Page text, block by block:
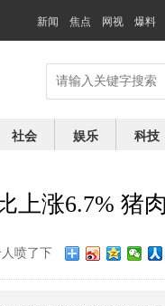
新闻 焦点 网视 爆料
社会 娱乐 科技
上涨6.7% 猪
喷了下